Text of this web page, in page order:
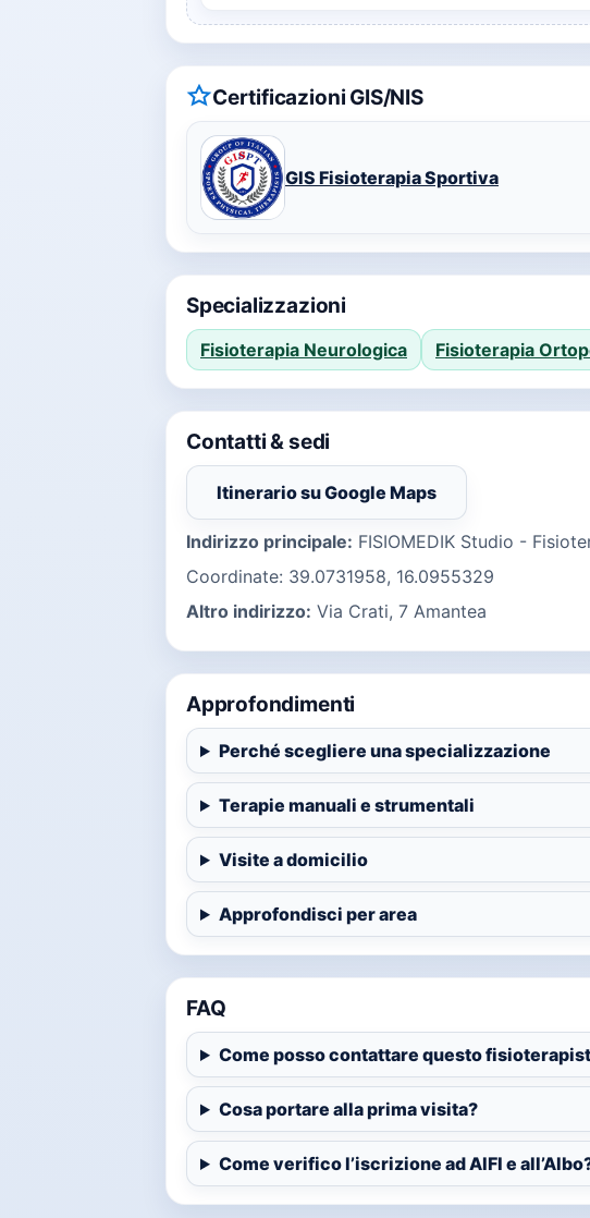
Certificazioni GIS/NIS
GIS Fisioterapia Sportiva
Specializzazioni
Fisioterapia Neurologica Fisioterapia
Contatti & sedi
Itinerario su Google Maps
(si apre in una nuova finestra)
Indirizzo principale: FISIOMEDIK Studio -
Coordinate: 39.0731958, 16.0955329
Altro indirizzo: Via Crati, 7 Amantea
Approfondimenti
Perché scegliere una specializzazione
Terapie manuali e strumentali
Visite a domicilio
Approfondisci per area
FAQ
Come posso contattare questo
Cosa portare alla prima visita?
Come verifico l’iscrizione ad AIFI e